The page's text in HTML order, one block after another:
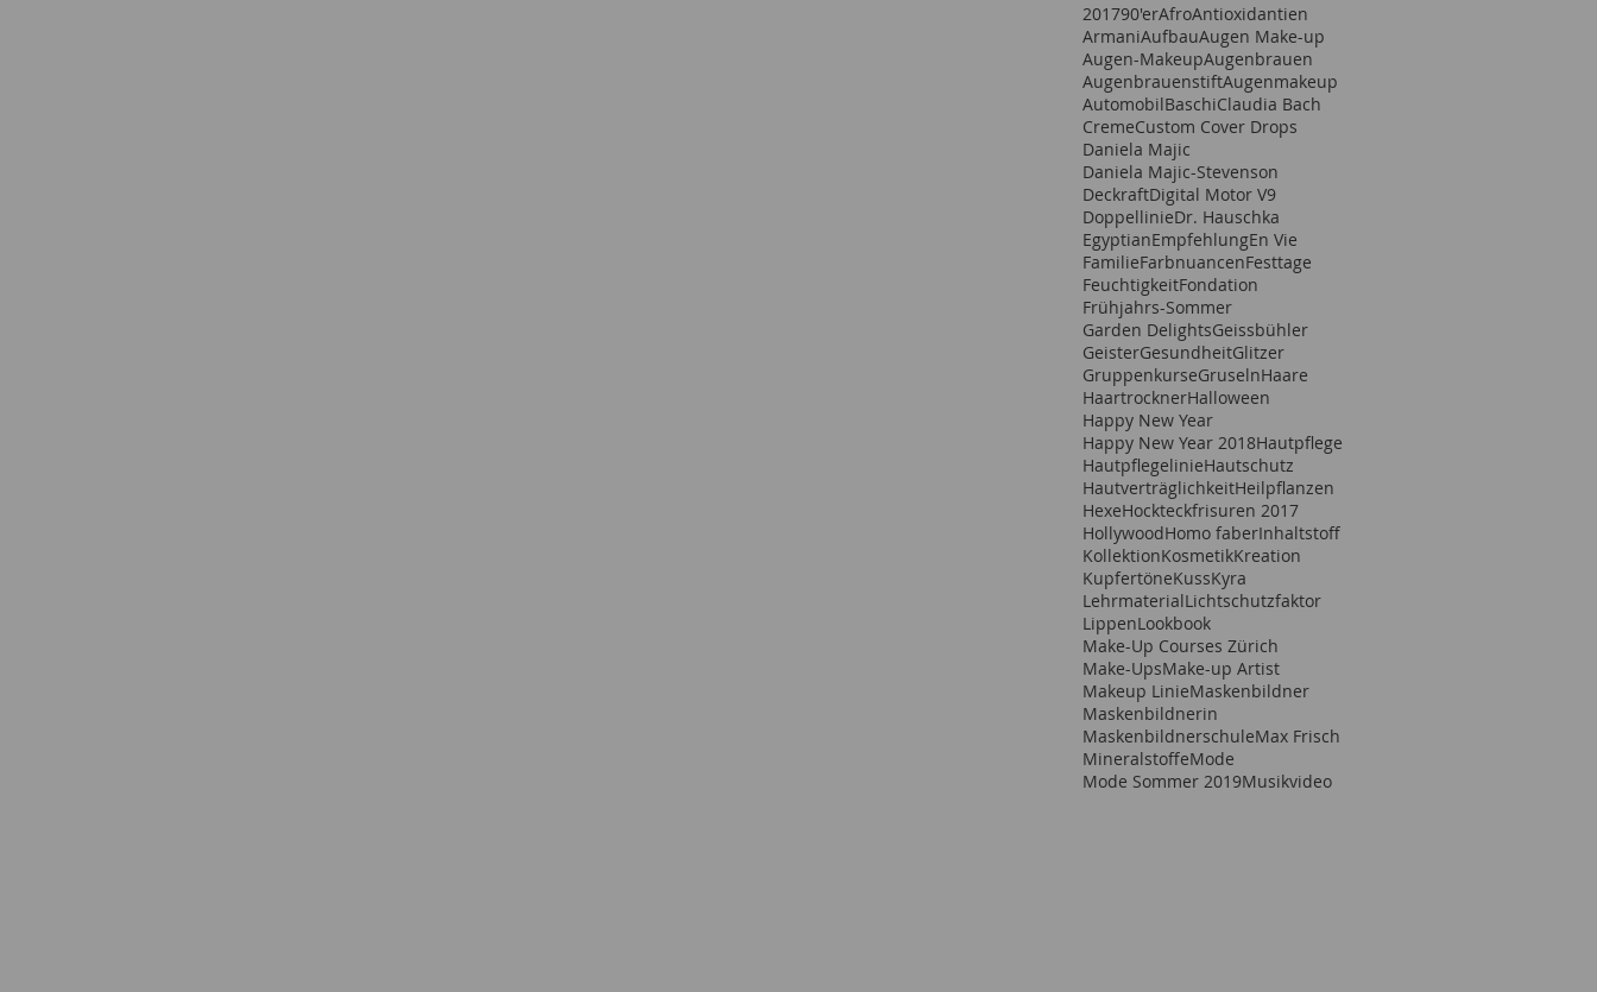
201790'erAfroAntioxidantien
ArmaniAufbauAugen Make-up
Augen-MakeupAugenbrauen
AugenbrauenstiftAugenmakeup
AutomobilBaschiClaudia Bach
CremeCustom Cover Drops
Daniela Majic
Daniela Majic-Stevenson
DeckraftDigital Motor V9
DoppellinieDr. Hauschka
EgyptianEmpfehlungEn Vie
FamilieFarbnuancenFesttage
FeuchtigkeitFondation
Frühjahrs-Sommer
Garden DelightsGeissbühler
GeisterGesundheitGlitzer
GruppenkurseGruselnHaare
HaartrocknerHalloween
Happy New Year
Happy New Year 2018Hautpflege
HautpflegelinieHautschutz
HautverträglichkeitHeilpflanzen
HexeHockteckfrisuren 2017
HollywoodHomo faberInhaltstoff
KollektionKosmetikKreation
KupfertöneKussKyra
LehrmaterialLichtschutzfaktor
LippenLookbook
Make-Up Courses Zürich
Make-UpsMake-up Artist
Makeup LinieMaskenbildner
Maskenbildnerin
MaskenbildnerschuleMax Frisch
MineralstoffeMode
Mode Sommer 2019Musikvideo